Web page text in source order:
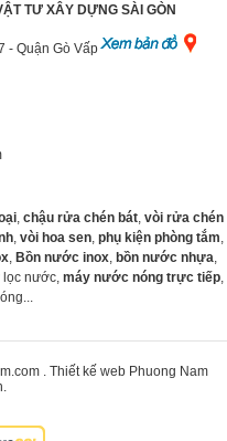
TƯ XÂY DỰNG SÀI GÒN
- Quận Gò Vấp
, chậu rửa chén bát, vòi rửa chén
, vòi hoa sen, phụ kiện phòng tắm,
, Bồn nước inox, bồn nước nhựa,
lọc nước, máy nước nóng trực tiếp,
. Thiết kế web Phuong Nam
.